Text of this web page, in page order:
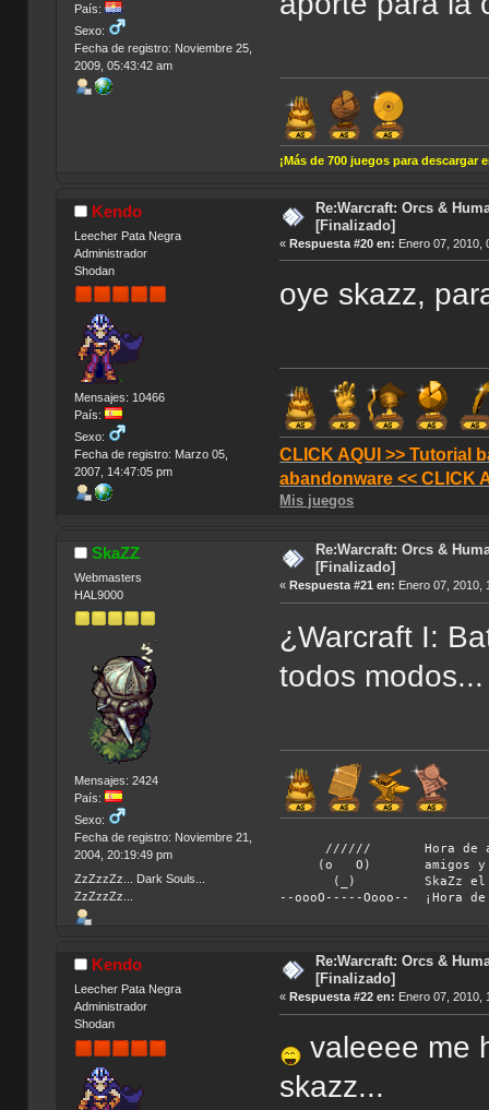
País:
Sexo:
Fecha de registro: Noviembre 25,
2009, 05:43:42 am
¡Más de 700 juegos para
Kendo
Leecher Pata Negra
Administrador
Shodan
Mensajes: 10466
País:
Sexo:
Fecha de registro: Marzo 05,
2007, 14:47:05 pm
Re:Warcraft: Orcs &
[Finalizado]
«Respuesta #20 en: Enero 07, 2010,
oye skazz,
CLICK AQUI >> Tutorial
abandonware << CLICK
Mis juegos
SkaZZ
Webmasters
HAL9000
Mensajes: 2424
País:
Sexo:
Fecha de registro: Noviembre 21,
2004, 20:19:49 pm
ZzZzzZz... Dark Souls...
ZzZzzZz...
Re:Warcraft: Orcs &
[Finalizado]
«Respuesta #21 en: Enero 07, 2010,
¿Warcraft I:
todos modos...
////// Hora de
(o O) amigos y
(_) SkaZz el
--oooO-----Oooo-- ¡Hora de
Kendo
Leecher Pata Negra
Administrador
Shodan
Re:Warcraft: Orcs &
[Finalizado]
«Respuesta #22 en: Enero 07, 2010,
valeeee me
skazz...